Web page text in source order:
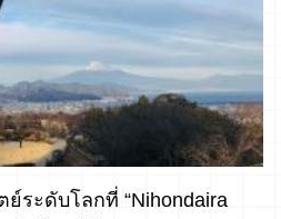
ระดับโลกที่ “Nihondaira